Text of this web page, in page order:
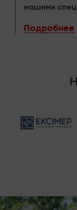
нашими
Подробнее